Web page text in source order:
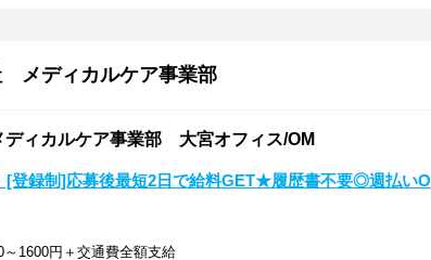
メディカルケア事業部
ィカルケア事業部 大宮オフィス/OM
[登録制]応募後最短2日で給料GET★履歴書不要◎週払いO
～1600円＋交通費全額支給